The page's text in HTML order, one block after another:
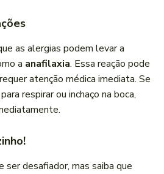
as alergias podem levar a
a anafilaxia. Essa reação pode
atenção médica imediata. Se
respirar ou inchaço na boca,
ser desafiador, mas saiba que